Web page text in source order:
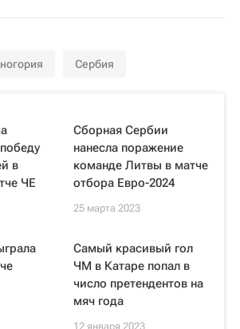
Сербия
в
ЧЕ
Сборная Сербии
нанесла поражение
команде Литвы в матче
отбора Евро-2024
25 марта 2023
Самый красивый гол
ЧМ в Катаре попал в
число претендентов на
мяч года
12 января 2023